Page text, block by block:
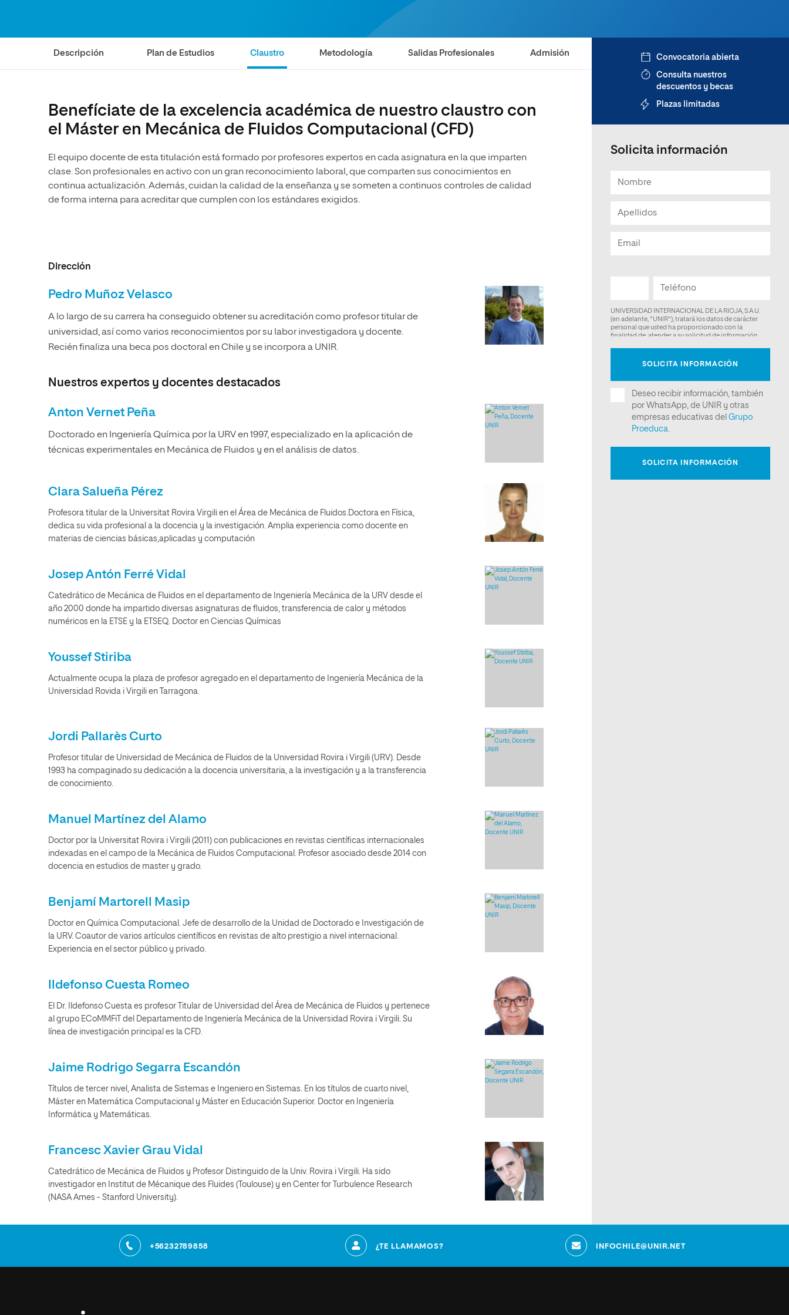
Música
Artes
Música
Descripción Plan de Estudios Claustro Metodología Salidas Profesionales Admisión
Benefíciate de la excelencia académica de nuestro claustro con
el Máster en Mecánica de Fluidos Computacional (CFD)
El equipo docente de esta titulación está formado por profesores expertos en cada asignatura en la que imparten
clase. Son profesionales en activo con un gran reconocimiento laboral, que comparten sus conocimientos en
continua actualización. Además, cuidan la calidad de la enseñanza y se someten a continuos controles de calidad
de forma interna para acreditar que cumplen con los estándares exigidos.
Dirección
Pedro Muñoz Velasco
A lo largo de su carrera ha conseguido obtener su acreditación como profesor titular de
universidad, así como varios reconocimientos por su labor investigadora y docente.
Recién finaliza una beca pos doctoral en Chile y se incorpora a UNIR.
Nuestros expertos y docentes destacados
Anton Vernet Peña
Doctorado en Ingeniería Química por la URV en 1997, especializado en la aplicación de
técnicas experimentales en Mecánica de Fluidos y en el análisis de datos.
Clara Salueña Pérez
Profesora titular de la Universitat Rovira Virgili en el Área de Mecánica de Fluidos.Doctora en Física,
dedica su vida profesional a la docencia y la investigación. Amplia experiencia como docente en
materias de ciencias básicas,aplicadas y computación
Josep Antón Ferré Vidal
Catedrático de Mecánica de Fluidos en el departamento de Ingeniería Mecánica de la URV desde el
año 2000 donde ha impartido diversas asignaturas de fluidos, transferencia de calor y métodos
numéricos en la ETSE y la ETSEQ. Doctor en Ciencias Químicas
Youssef Stiriba
Actualmente ocupa la plaza de profesor agregado en el departamento de Ingeniería Mecánica de la
Universidad Rovida i Virgili en Tarragona.
Jordi Pallarès Curto
Profesor titular de Universidad de Mecánica de Fluidos de la Universidad Rovira i Virgili (URV). Desde
1993 ha compaginado su dedicación a la docencia universitaria, a la investigación y a la transferencia
de conocimiento.
Manuel Martínez del Alamo
Doctor por la Universitat Rovira i Virgili (2011) con publicaciones en revistas científicas internacionales
indexadas en el campo de la Mecánica de Fluidos Computacional. Profesor asociado desde 2014 con
docencia en estudios de master y grado.
Benjamí Martorell Masip
Doctor en Química Computacional. Jefe de desarrollo de la Unidad de Doctorado e Investigación de
la URV. Coautor de varios artículos científicos en revistas de alto prestigio a nivel internacional.
Experiencia en el sector público y privado.
Ildefonso Cuesta Romeo
El Dr. Ildefonso Cuesta es profesor Titular de Universidad del Área de Mecánica de Fluidos y pertenece
al grupo ECoMMFiT del Departamento de Ingeniería Mecánica de la Universidad Rovira i Virgili. Su
línea de investigación principal es la CFD.
Jaime Rodrigo Segarra Escandón
Títulos de tercer nivel, Analista de Sistemas e Ingeniero en Sistemas. En los títulos de cuarto nivel,
Máster en Matemática Computacional y Máster en Educación Superior. Doctor en Ingeniería
Informática y Matemáticas.
Francesc Xavier Grau Vidal
Catedrático de Mecánica de Fluidos y Profesor Distinguido de la Univ. Rovira i Virgili. Ha sido
investigador en Institut de Mécanique des Fluides (Toulouse) y en Center for Turbulence Research
(NASA Ames - Stanford University).
Convocatoria abierta
Consulta nuestros
descuentos y becas
Plazas limitadas
Solicita información
+56232789858 ¿TE LLAMAMOS? INFOCHILE@UNIR.NET